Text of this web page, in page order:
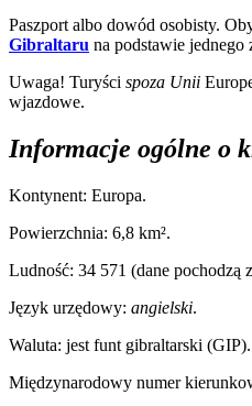
Paszport albo dowód osobisty.
Gibraltaru na podstawie
Uwaga! Turyści spoza Unii
wjazdowe.
Informacje ogólne o
Kontynent: Europa.
Powierzchnia: 6,8 km².
Ludność: 34 571 (dane pochodzą
Język urzędowy: angielski.
Waluta: jest funt gibraltarski (GIP).
Międzynarodowy numer